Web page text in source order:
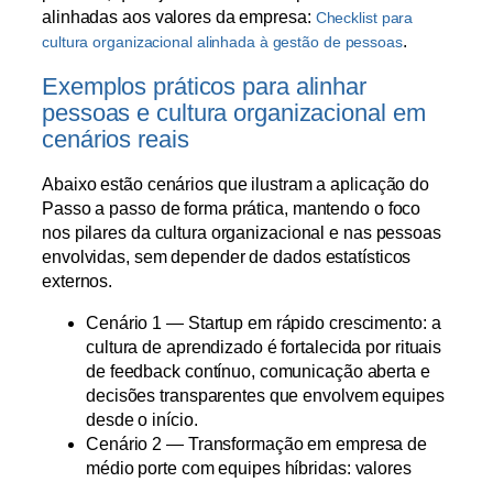
alinhadas aos valores da empresa: Checklist para
cultura organizacional alinhada à gestão de pessoas.
Exemplos práticos para alinhar
pessoas e cultura organizacional em
cenários reais
Abaixo estão cenários que ilustram a aplicação do
Passo a passo de forma prática, mantendo o foco
nos pilares da cultura organizacional e nas pessoas
envolvidas, sem depender de dados estatísticos
externos.
Cenário 1 — Startup em rápido crescimento: a
cultura de aprendizado é fortalecida por rituais
de feedback contínuo, comunicação aberta e
decisões transparentes que envolvem equipes
desde o início.
Cenário 2 — Transformação em empresa de
médio porte com equipes híbridas: valores